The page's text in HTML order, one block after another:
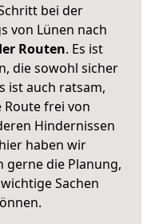
bei der
von Lünen nach
Routen. Es ist
die sowohl sicher
ist auch ratsam,
Route frei von
Hindernissen
haben wir
gerne die Planung,
Sachen